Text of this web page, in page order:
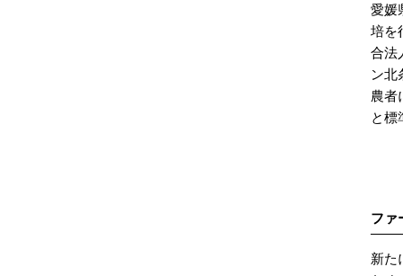
愛媛
培を
合法
ン北
農者
と標
ファ
新た